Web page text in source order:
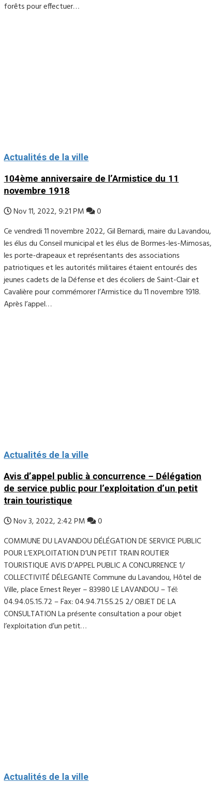
forêts pour effectuer…
Actualités de la ville
104ème anniversaire de l’Armistice du 11
novembre 1918
Nov 11, 2022, 9:21 PM
0
Ce vendredi 11 novembre 2022, Gil Bernardi, maire du Lavandou,
les élus du Conseil municipal et les élus de Bormes-les-Mimosas,
les porte-drapeaux et représentants des associations
patriotiques et les autorités militaires étaient entourés des
jeunes cadets de la Défense et des écoliers de Saint-Clair et
Cavalière pour commémorer l’Armistice du 11 novembre 1918.
Après l’appel…
Actualités de la ville
Avis d’appel public à concurrence – Délégation
de service public pour l’exploitation d’un petit
train touristique
Nov 3, 2022, 2:42 PM
0
COMMUNE DU LAVANDOU DÉLÉGATION DE SERVICE PUBLIC
POUR L’EXPLOITATION D’UN PETIT TRAIN ROUTIER
TOURISTIQUE AVIS D’APPEL PUBLIC A CONCURRENCE 1/
COLLECTIVITÉ DÉLEGANTE Commune du Lavandou, Hôtel de
Ville, place Ernest Reyer – 83980 LE LAVANDOU – Tél:
04.94.05.15.72 – Fax: 04.94.71.55.25 2/ OBJET DE LA
CONSULTATION La présente consultation a pour objet
l’exploitation d’un petit…
Actualités de la ville